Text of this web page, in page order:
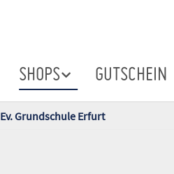
SHOPS GUTSCHEIN
Ev. Grundschule Erfurt